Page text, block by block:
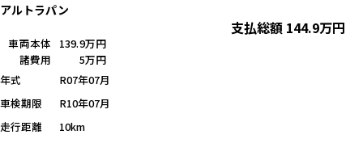
アルトラパン
支払総額 144.9万円
車両本体
139.9万円
諸費用
5万円
年式
R07年07月
車検期限
R10年07月
走行距離
10km